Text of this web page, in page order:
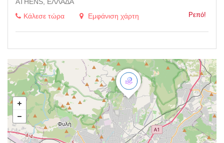
ATHENS, ΕΛΛΆΔΑ
Κάλεσε τώρα
Εμφάνιση χάρτη Ρεπό!